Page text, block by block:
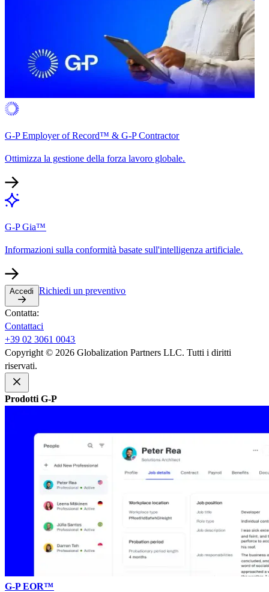
G-P Employer of Record™ & G-P Contractor​​
Ottimizza la gestione della forza lavoro globale.​​
G-P Gia™​​
Informazioni sulla conformità basate sull'intelligenza artificiale.​​
Accedi​​ Richiedi un preventivo​​
Contatta:​​
Contattaci​​
+39 02 3061 0043​​
Copyright © 2026 Globalization Partners LLC. Tutti i diritti
riservati.​​
Prodotti G-P​​
G-P EOR™​​